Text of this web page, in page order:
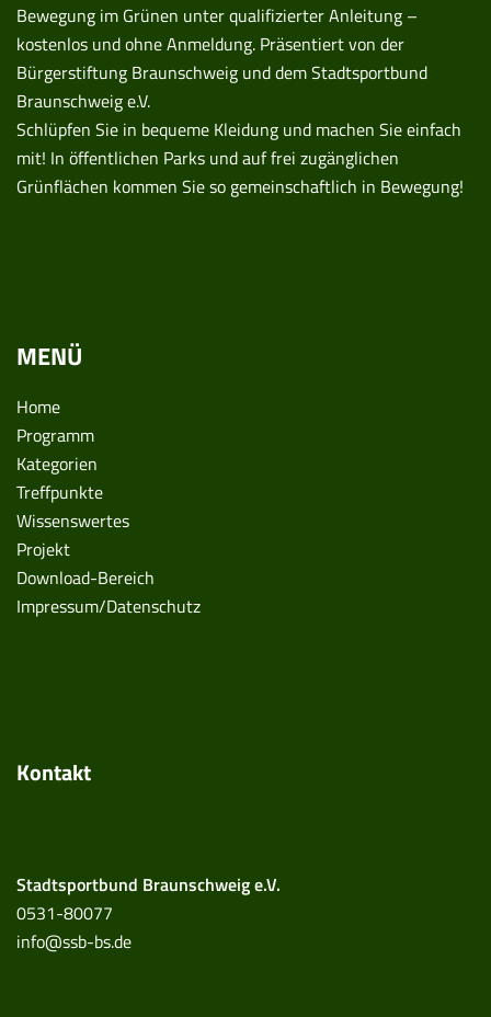
Bewegung im Grünen unter qualifizierter Anleitung –
kostenlos und ohne Anmeldung. Präsentiert von der
Bürgerstiftung Braunschweig und dem Stadtsportbund
Braunschweig e.V.
Schlüpfen Sie in bequeme Kleidung und machen Sie einfach
mit! In öffentlichen Parks und auf frei zugänglichen
Grünflächen kommen Sie so gemeinschaftlich in Bewegung!
MENÜ
Home
Programm
Kategorien
Treffpunkte
Wissenswertes
Projekt
Download-Bereich
Impressum/Datenschutz
Kontakt
Stadtsportbund Braunschweig e.V.
0531-80077
info@ssb-bs.de